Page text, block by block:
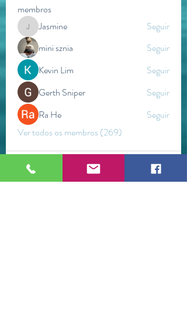
membros
JasmineJasmine
Seguir
mini sznia
Seguir
Kevin Lim
Seguir
Gerth Sniper
Seguir
Ra He
Seguir
Ver todos os membros (269)